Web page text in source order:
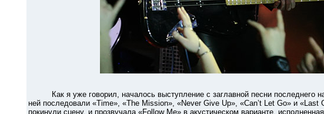
Как я уже говорил, началось выступление с заглавной песни последнего
ней последовали «Time», «The Mission», «Never Give Up», «Can’t Let Go» и
покинули сцену, и прозвучала «Follow Me» в акустическом варианте,